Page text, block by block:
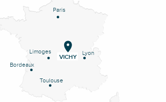
Paris
Lyon
Limoges
Bordeaux
Toulouse
VICHY